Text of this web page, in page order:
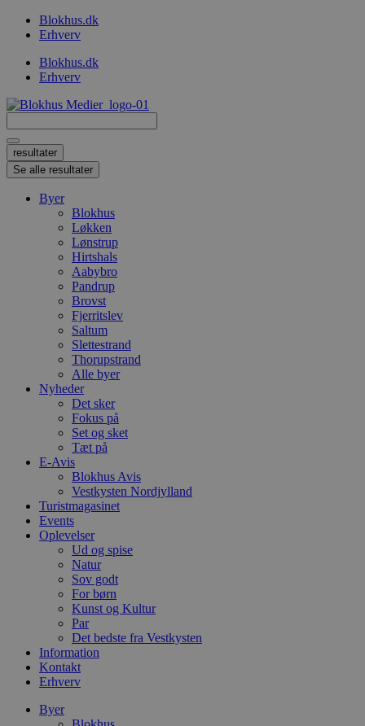
VidereBlokhus.dk
Erhverv
Blokhus.dk
Erhverv
...
resultater
Se alle resultater
Byer
Blokhus
Løkken
Lønstrup
Hirtshals
Aabybro
Pandrup
Brovst
Fjerritslev
Saltum
Slettestrand
Thorupstrand
Alle byer
Nyheder
Det sker
Fokus på
Set og sket
Tæt på
E-Avis
Blokhus Avis
Vestkysten Nordjylland
Turistmagasinet
Events
Oplevelser
Ud og spise
Natur
Sov godt
For børn
Kunst og Kultur
Par
Det bedste fra Vestkysten
Information
Kontakt
Erhverv
Byer